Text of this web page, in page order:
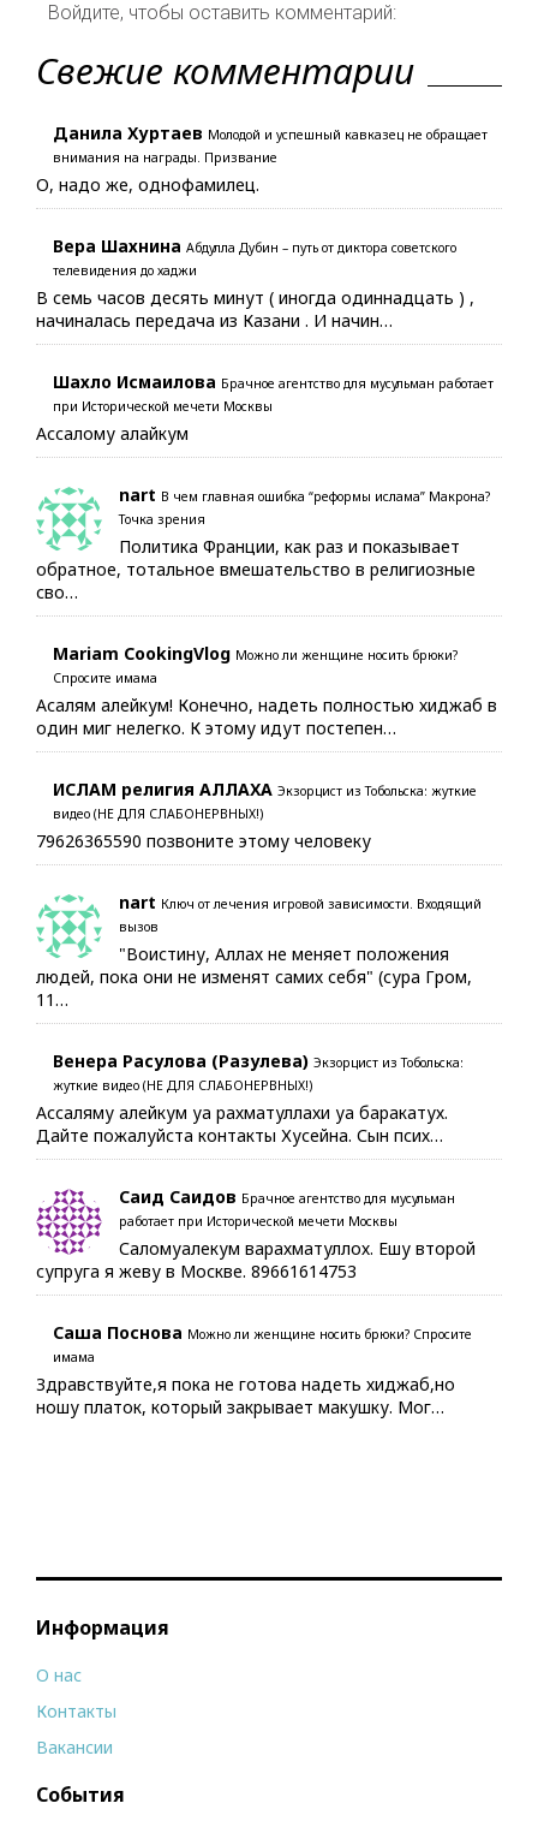
Войдите, чтобы оставить комментарий:
Свежие комментарии
Данила Хуртаев Молодой и успешный кавказец не обращает
внимания на награды. Призвание
О, надо же, однофамилец.
Вера Шахнина Абдулла Дубин – путь от диктора советского
телевидения до хаджи
В семь часов десять минут ( иногда одиннадцать ) ,
начиналась передача из Казани . И начин…
Шахло Исмаилова Брачное агентство для мусульман работает
при Исторической мечети Москвы
Ассалому алайкум
nart В чем главная ошибка “реформы ислама” Макрона?
Точка зрения
Политика Франции, как раз и показывает
обратное, тотальное вмешательство в религиозные
сво…
Mariam CookingVlog Можно ли женщине носить брюки?
Спросите имама
Асалям алейкум! Конечно, надеть полностью хиджаб в
один миг нелегко. К этому идут постепен…
ИСЛАМ религия АЛЛАХА Экзорцист из Тобольска: жуткие
видео (НЕ ДЛЯ СЛАБОНЕРВНЫХ!)
79626365590 позвоните этому человеку
nart Ключ от лечения игровой зависимости. Входящий
вызов
"Воистину, Аллах не меняет положения
людей, пока они не изменят самих себя" (сура Гром,
11…
Венера Расулова (Разулева) Экзорцист из Тобольска:
жуткие видео (НЕ ДЛЯ СЛАБОНЕРВНЫХ!)
Ассаляму алейкум уа рахматуллахи уа баракатух.
Дайте пожалуйста контакты Хусейна. Сын псих…
Саид Саидов Брачное агентство для мусульман
работает при Исторической мечети Москвы
Саломуалекум варахматуллох. Ешу второй
супруга я жеву в Москве. 89661614753
Саша Поснова Можно ли женщине носить брюки? Спросите
имама
Здравствуйте,я пока не готова надеть хиджаб,но
ношу платок, который закрывает макушку. Мог…
Информация
О нас
Контакты
Вакансии
События